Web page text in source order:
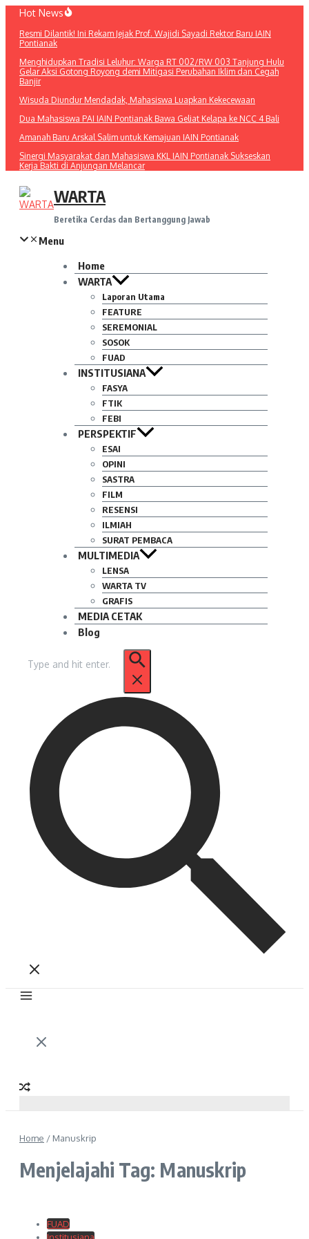
Lewati
konten
Hot News
Resmi Dilantik! Ini Rekam Jejak Prof. Wajidi Sayadi Rektor Baru IAIN
Pontianak
Menghidupkan Tradisi Leluhur: Warga RT 002/RW 003 Tanjung Hulu
Gelar Aksi Gotong Royong demi Mitigasi Perubahan Iklim dan Cegah
Banjir
Wisuda Diundur Mendadak, Mahasiswa Luapkan Kekecewaan
Dua Mahasiswa PAI IAIN Pontianak Bawa Geliat Kelapa ke NCC 4 Bali
Amanah Baru Arskal Salim untuk Kemajuan IAIN Pontianak
Sinergi Masyarakat dan Mahasiswa KKL IAIN Pontianak Sukseskan
Kerja Bakti di Anjungan Melancar
WARTA
Beretika Cerdas dan Bertanggung Jawab
Menu
Home
WARTA
Laporan Utama
FEATURE
SEREMONIAL
SOSOK
FUAD
INSTITUSIANA
FASYA
FTIK
FEBI
PERSPEKTIF
ESAI
OPINI
SASTRA
FILM
RESENSI
ILMIAH
SURAT PEMBACA
MULTIMEDIA
LENSA
WARTA TV
GRAFIS
MEDIA CETAK
Blog
untuk:
Home / Manuskrip
Menjelajahi Tag: Manuskrip
FUAD
Institusiana